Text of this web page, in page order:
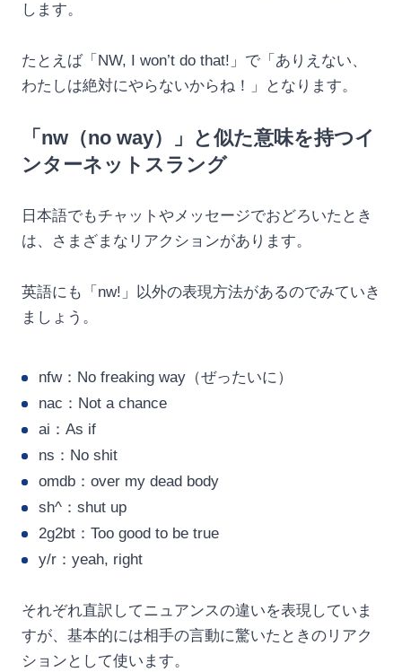
します。
たとえば「NW, I won’t do that!」で「ありえない、
わたしは絶対にやらないからね！」となります。
「nw（no way）」と似た意味を持つイ
ンターネットスラング
日本語でもチャットやメッセージでおどろいたとき
は、さまざまなリアクションがあります。
英語にも「nw!」以外の表現方法があるのでみていき
ましょう。
nfw：No freaking way（ぜったいに）
nac：Not a chance
ai：As if
ns：No shit
omdb：over my dead body
sh^：shut up
2g2bt：Too good to be true
y/r：yeah, right
それぞれ直訳してニュアンスの違いを表現していま
すが、基本的には相手の言動に驚いたときのリアク
ションとして使います。